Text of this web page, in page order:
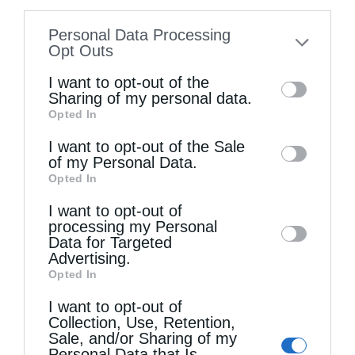
to your opt-out. You may separately opt-out
information by third parties on the IAB’s list
of downstream participants. This
information may also be disclosed by us to
third parties on theIAB’s List of
Downstream Participants
disclose it to other third parties.
Personal Data Processing
Opt Outs
I want to opt-out of the
Sharing of my personal data.
Opted In
I want to opt-out of the Sale
of my Personal Data.
Opted In
I want to opt-out of
processing my Personal
Data for Targeted
Advertising.
Opted In
I want to opt-out of
Collection, Use, Retention,
Sale, and/or Sharing of my
Πανεπιστήμιου Θράκης Όπως είναι γνωστό,
ήδη από τις αρχές της οργανωμένης
εκδήλωσης της ανθρώπινης
θρησκευτικότητας, η σχέση του πιστού με
τον …